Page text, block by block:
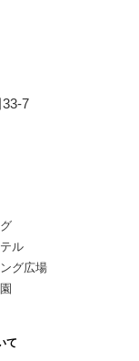
7
ル
グ広場
て